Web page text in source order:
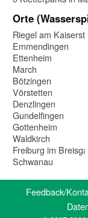
Orte
Riegel am
Emmendingen
Ettenheim
March
Bötzingen
Vörstetten
Denzlingen
Gundelfingen
Gottenheim
Waldkirch
Freiburg im
Schwanau
Feedback/